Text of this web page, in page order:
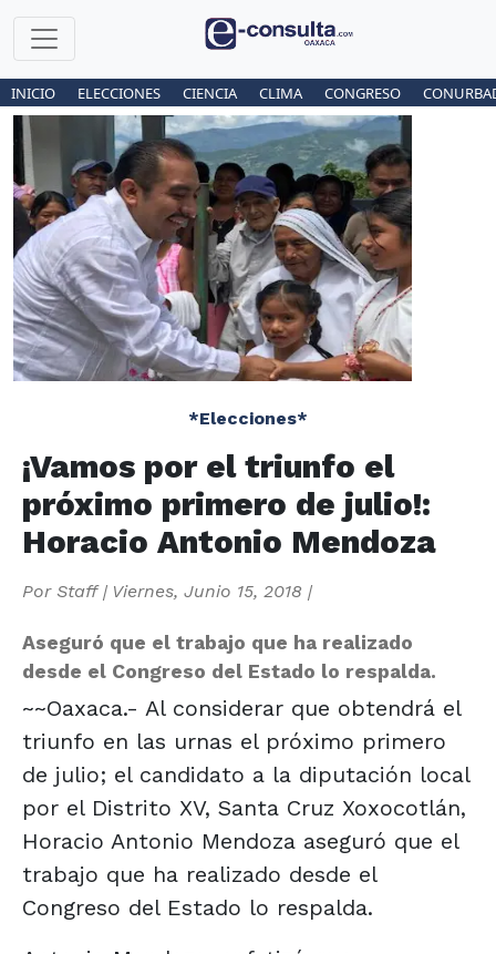
INICIO ELECCIONES CIENCIA CLIMA CONGRESO
*Elecciones*
¡Vamos por el triunfo el
próximo primero de julio!:
Horacio Antonio Mendoza
Por Staff| Viernes, Junio 15, 2018 |
Aseguró que el trabajo que ha realizado
desde el Congreso del Estado lo respalda.
~~Oaxaca.- Al considerar que obtendrá el
triunfo en las urnas el próximo primero
de julio; el candidato a la diputación local
por el Distrito XV, Santa Cruz Xoxocotlán,
Horacio Antonio Mendoza aseguró que el
trabajo que ha realizado desde el
Congreso del Estado lo respalda.